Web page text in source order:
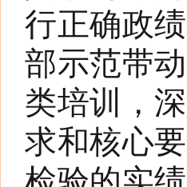
行正确政
部示范带
类培训，
求和核心